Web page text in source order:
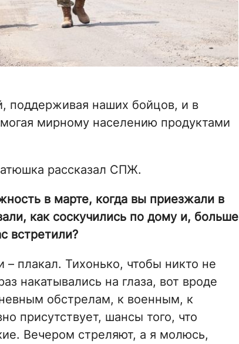
поддерживая наших бойцов, и в
мирному населению продуктами
рассказал СПЖ.
в марте, когда вы приезжали в
как соскучились по дому и, больше
встретили?
– плакал. Тихонько, чтобы никто не
накатывались на глаза, вот вроде
обстрелам, к военным, к
присутствует, шансы того, что
Вечером стреляют, а я молюсь,